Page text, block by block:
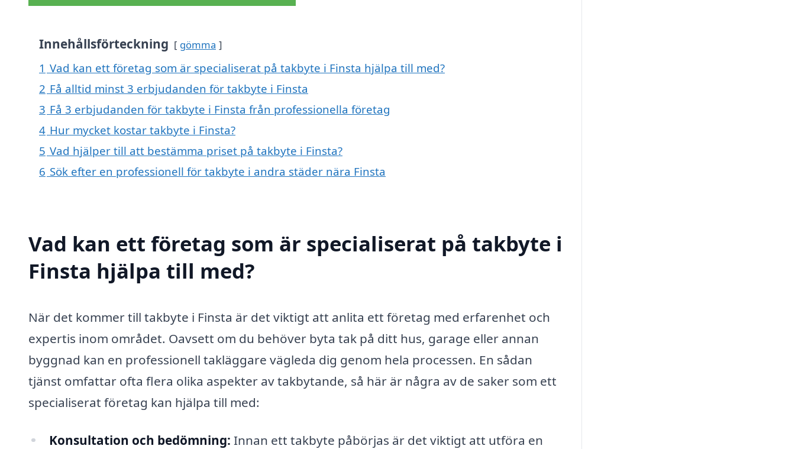
Innehållsförteckning gömma
1 Vad kan ett företag som är specialiserat på takbyte i Finsta hjälpa till med?
2 Få alltid minst 3 erbjudanden för takbyte i Finsta
3 Få 3 erbjudanden för takbyte i Finsta från professionella företag
4 Hur mycket kostar takbyte i Finsta?
5 Vad hjälper till att bestämma priset på takbyte i Finsta?
6 Sök efter en professionell för takbyte i andra städer nära Finsta
Vad kan ett företag som är specialiserat på takbyte i
Finsta hjälpa till med?
När det kommer till takbyte i Finsta är det viktigt att anlita ett företag med erfarenhet och
expertis inom området. Oavsett om du behöver byta tak på ditt hus, garage eller annan
byggnad kan en professionell takläggare vägleda dig genom hela processen. En sådan
tjänst omfattar ofta flera olika aspekter av takbytande, så här är några av de saker som ett
specialiserat företag kan hjälpa till med:
Konsultation och bedömning: Innan ett takbyte påbörjas är det viktigt att utföra en